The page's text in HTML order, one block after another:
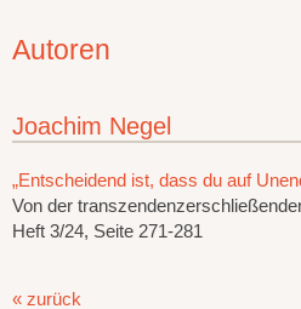
Autoren
Joachim Negel
„Entscheidend ist, dass du auf
Von der
Heft 3/24, Seite 271-281
« zurück